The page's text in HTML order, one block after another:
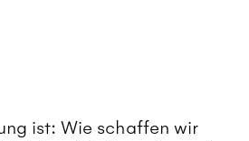
ist: Wie schaffen wir